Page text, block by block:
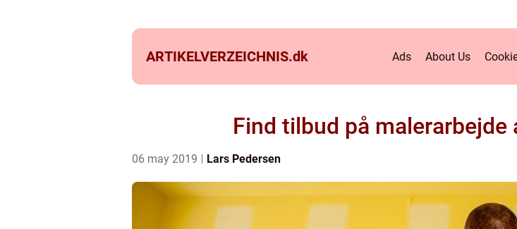
ARTIKELVERZEICHNIS.dk Ads About Us
Find tilbud på
06 may 2019 Lars Pedersen